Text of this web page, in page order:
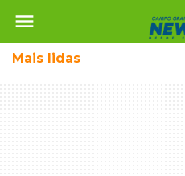
menu
Mais lidas